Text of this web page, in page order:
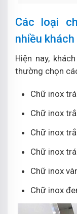
Các loại
nhiều
Hiện nay,
thường chọn
Chữ inox
Chữ inox
Chữ inox
Chữ inox
Chữ inox
Chữ inox